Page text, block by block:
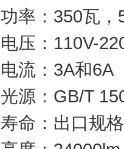
功率：350瓦
电压：110V-
电流：3A和6A
光源：GB/T
寿命：出口规